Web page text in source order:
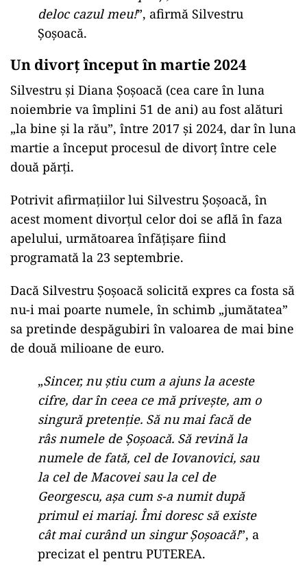
deloc cazul meu!”, afirmă Silvestru
Șoșoacă.
Un divorț început în martie 2024
Silvestru și Diana Șoșoacă (cea care în luna
noiembrie va împlini 51 de ani) au fost alături
„la bine și la rău”, între 2017 și 2024, dar în luna
martie a început procesul de divorț între cele
două părți.
Potrivit afirmațiilor lui Silvestru Șoșoacă, în
acest moment divorțul celor doi se află în faza
apelului, următoarea înfățișare fiind
programată la 23 septembrie.
Dacă Silvestru Șoșoacă solicită expres ca fosta să
nu-i mai poarte numele, în schimb „jumătatea”
sa pretinde despăgubiri în valoarea de mai bine
de două milioane de euro.
„Sincer, nu știu cum a ajuns la aceste
cifre, dar în ceea ce mă privește, am o
singură pretenție. Să nu mai facă de
râs numele de Șoșoacă. Să revină la
numele de fată, cel de Iovanovici, sau
la cel de Macovei sau la cel de
Georgescu, așa cum s-a numit după
primul ei mariaj. Îmi doresc să existe
cât mai curând un singur Șoșoacă!”, a
precizat el pentru PUTEREA.